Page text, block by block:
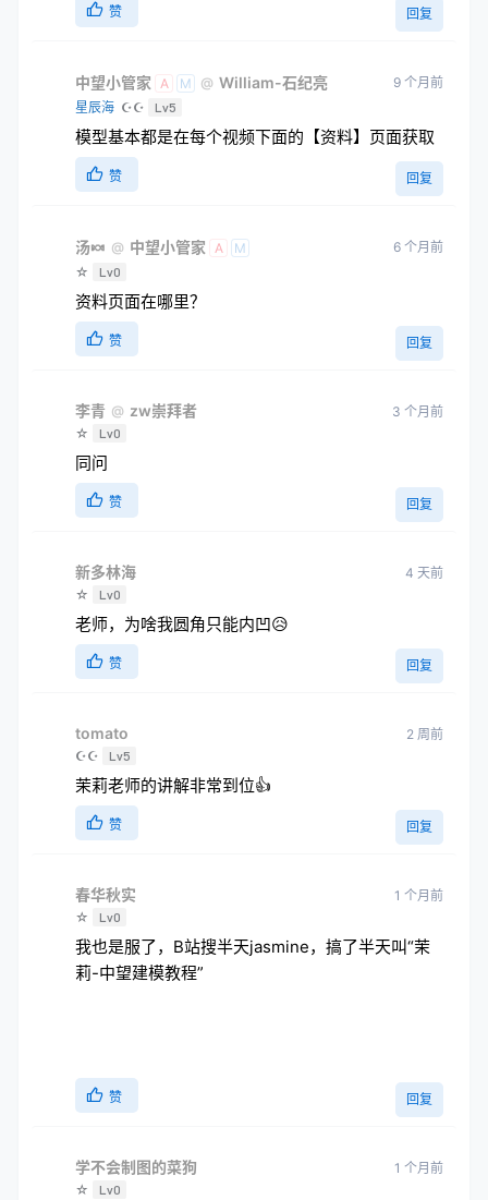
赞 回复
中望小管家 A M @ William-石纪亮
星辰海 ☪☪ Lv5
9 个月前
模型基本都是在每个视频下面的【资料】页面获取
赞 回复
汤🍬 @ 中望小管家 A
M
☆
Lv0
6 个月前
资料页面在哪里？
赞 回复
李青 @ zw崇拜者
☆ Lv0
3 个月前
同问
赞 回复
新多林海
☆ Lv0
4 天前
老师，为啥我圆角只能内凹😥
赞 回复
tomato
☪☪ Lv5
2 周前
茉莉老师的讲解非常到位👍
赞 回复
春华秋实
☆ Lv0
1 个月前
我也是服了，B站搜半天jasmine，搞了半天叫“茉
莉-中望建模教程”
赞 回复
学不会制图的菜狗
☆ Lv0
1 个月前